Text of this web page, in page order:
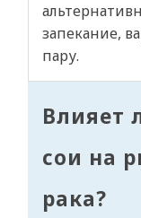
запекание,
пару.
Влияет
сои на
рака?